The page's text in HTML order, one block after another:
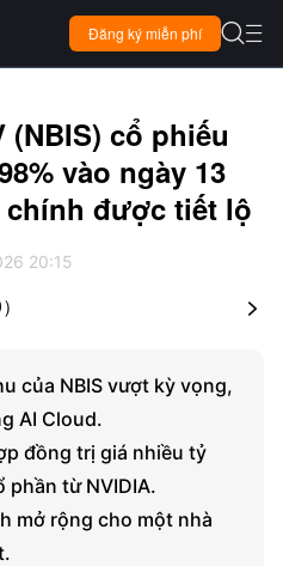
Đăng ký miễn phí  
(NBIS) cổ phiếu
vào ngày 13
chính được tiết lộ
20:15
） 
của NBIS vượt kỳ vọng,
AI Cloud.
đồng trị giá nhiều tỷ
phần từ NVIDIA.
mở rộng cho một nhà